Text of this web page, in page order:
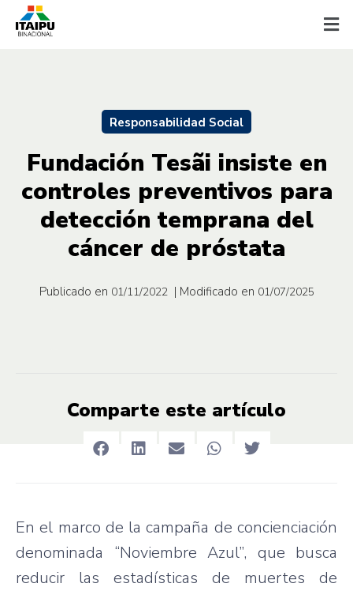
Responsabilidad Social
Fundación Tesãi insiste en
controles preventivos para
detección temprana del
cáncer de próstata
Publicado en 01/11/2022 | Modificado en 01/07/2025
Comparte este artículo
En el marco de la campaña de concienciación
denominada “Noviembre Azul”, que busca
reducir las estadísticas de muertes de